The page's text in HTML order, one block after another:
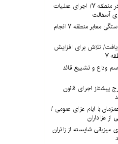
تداوم بهسازی معابر در منطقه ۷/ اجرای عملیات
آسفالت
اقدام مستمر برای آراستگی معابر منطقه ۷ انجام
تلاش برای افزایش
۷
وداع و تشییع قائد
کرج پیشتاز اجرای قانون
منطقه ۷ همزمان با ایام عزای عمومی /
از عزاداران
منطقه ۵ برای میزبانی شایسته از زائران